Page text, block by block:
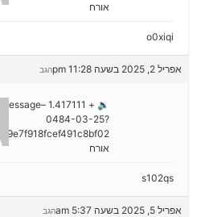
אורח
o0xiqi
אפריל 2, 2025 בשעה 11:28 pm הגב
Message–
0484-03-25?
🔉
אורח
s102qs
אפריל 5, 2025 בשעה 5:37 am הגב